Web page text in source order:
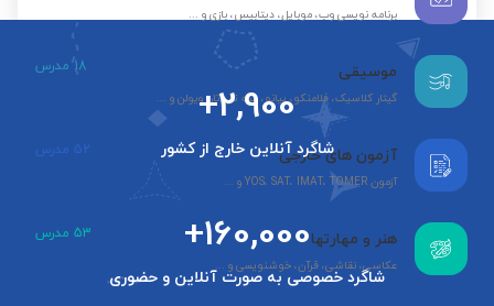
برنامه نویسی وب، موبایل، دیتابیس، بازی و ...
موسیقی
گیتار کلاسیک، فلامنکو، پیانو، سه تار، تار، ویولن و ...
18 مدرس
آزمون های خارجی
آزمون YOS، SAT، IMAT، TOMER و ...
52 مدرس
هنر و مهارتها
عکاسی، نقاشی، قرآن، خوشنویسی و ...
53 مدرس
+2,900
شاگرد آنلاین خارج از کشور
+160,000
شاگرد خصوصی به صورت آنلاین و حضوری